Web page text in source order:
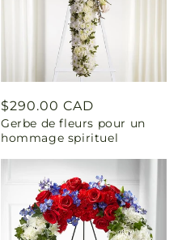
Prix
habituel
$290.00 CAD
Gerbe de fleurs pour un
hommage spirituel